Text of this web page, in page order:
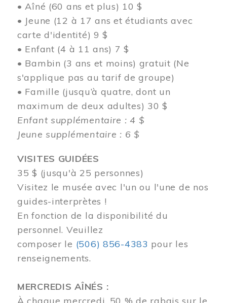
• Aîné (60 ans et plus) 10 $
• Jeune (12 à 17 ans et étudiants avec
carte d'identité) 9 $
• Enfant (4 à 11 ans) 7 $
• Bambin (3 ans et moins) gratuit (Ne
s'applique pas au tarif de groupe)
• Famille (jusqu’à quatre, dont un
maximum de deux adultes) 30 $
Enfant supplémentaire : 4 $
Jeune supplémentaire : 6 $
VISITES GUIDÉES
35 $ (jusqu'à 25 personnes)
Visitez le musée avec l'un ou l'une de nos
guides-interprètes !
En fonction de la disponibilité du
personnel. Veuillez
composer le (506) 856-4383 pour les
renseignements.
MERCREDIS AÎNÉS :